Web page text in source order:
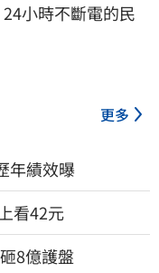
小時不斷電的民
更多
年績效曝
看42元
8億護盤